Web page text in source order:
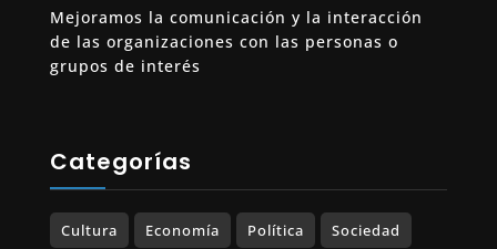
Mejoramos la comunicación y la interacción
de las organizaciones con las personas o
grupos de interés
Categorías
Cultura Economía Política Sociedad